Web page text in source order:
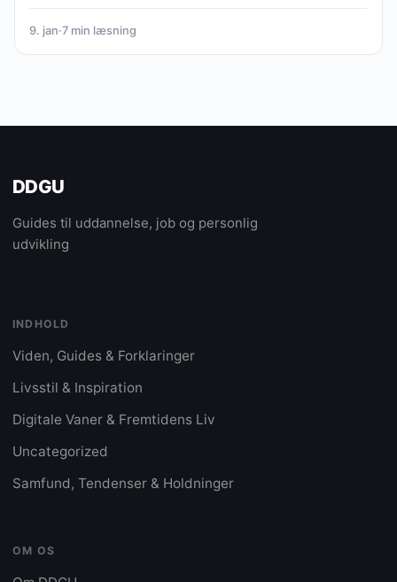
9. jan·7 min læsning
DDGU
Guides til uddannelse, job og personlig
udvikling
INDHOLD
Viden, Guides & Forklaringer
Livsstil & Inspiration
Digitale Vaner & Fremtidens Liv
Uncategorized
Samfund, Tendenser & Holdninger
OM OS